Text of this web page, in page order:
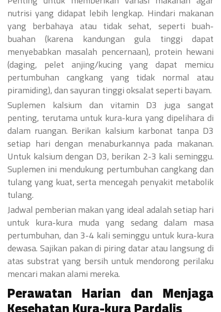
nutrisi yang didapat lebih lengkap. Hindari makanan
yang berbahaya atau tidak sehat, seperti buah-
buahan (karena kandungan gula tinggi dapat
menyebabkan masalah pencernaan), protein hewani
(daging, pelet anjing/kucing yang dapat memicu
pertumbuhan cangkang yang tidak normal atau
piramiding), dan sayuran tinggi oksalat seperti bayam.
Suplemen kalsium dan vitamin D3 juga sangat
penting, terutama untuk kura-kura yang dipelihara di
dalam ruangan. Berikan kalsium karbonat tanpa D3
setiap hari dengan menaburkannya pada makanan.
Untuk kalsium dengan D3, berikan 2-3 kali seminggu.
Suplemen ini mendukung pertumbuhan cangkang dan
tulang yang kuat, serta mencegah penyakit metabolik
tulang.
Jadwal pemberian makan yang ideal adalah setiap hari
untuk kura-kura muda yang sedang dalam masa
pertumbuhan, dan 3-4 kali seminggu untuk kura-kura
dewasa. Sajikan pakan di piring datar atau langsung di
atas substrat yang bersih untuk mendorong perilaku
mencari makan alami mereka.
Perawatan Harian dan Menjaga